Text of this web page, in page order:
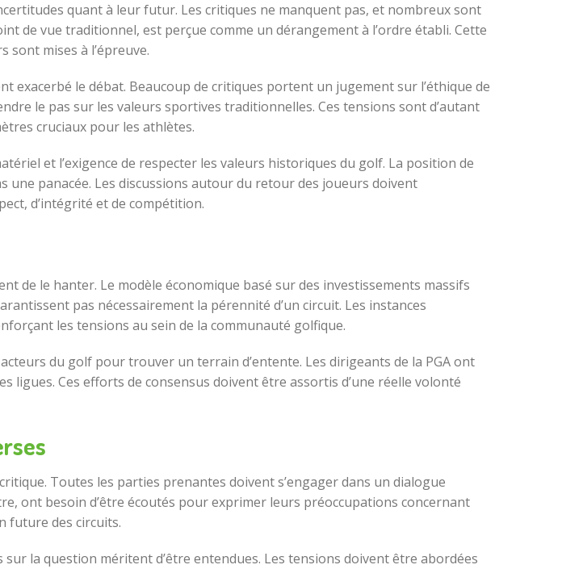
quant à leur futur. Les critiques ne manquent pas, et nombreux sont
de vue traditionnel, est perçue comme un dérangement à l’ordre établi. Cette
sont mises à l’épreuve.
exacerbé le débat. Beaucoup de critiques portent un jugement sur l’éthique de
le pas sur les valeurs sportives traditionnelles. Ces tensions sont d’autant
cruciaux pour les athlètes.
et l’exigence de respecter les valeurs historiques du golf. La position de
panacée. Les discussions autour du retour des joueurs doivent
d’intégrité et de compétition.
de le hanter. Le modèle économique basé sur des investissements massifs
pas nécessairement la pérennité d’un circuit. Les instances
les tensions au sein de la communauté golfique.
du golf pour trouver un terrain d’entente. Les dirigeants de la PGA ont
Ces efforts de consensus doivent être assortis d’une réelle volonté
Toutes les parties prenantes doivent s’engager dans un dialogue
ont besoin d’être écoutés pour exprimer leurs préoccupations concernant
future des circuits.
la question méritent d’être entendues. Les tensions doivent être abordées